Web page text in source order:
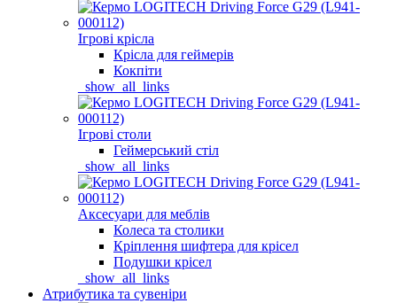
Ігрові крісла
Крісла для геймерів
Кокпіти
_show_all_links
Ігрові столи
Геймерський стіл
_show_all_links
Аксесуари для меблів
Колеса та столики
Кріплення шифтера для крісел
Подушки крісел
_show_all_links
Атрибутика та сувеніри